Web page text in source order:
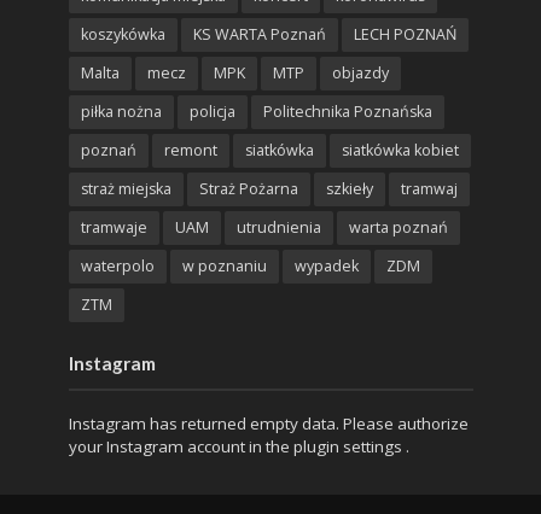
koszykówka
KS WARTA Poznań
LECH POZNAŃ
Malta
mecz MPK MTP
objazdy
piłka nożna
policja
Politechnika Poznańska
poznań
remont siatkówka
siatkówka kobiet
straż miejska
Straż Pożarna szkieły
tramwaj
tramwaje
UAM utrudnienia
warta poznań
waterpolo
w poznaniu wypadek
ZDM
ZTM
Instagram
Instagram has returned empty data. Please authorize
your Instagram account in the plugin settings .